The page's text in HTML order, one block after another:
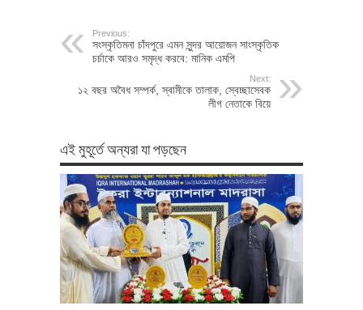
Previous:
সংস্কৃতিমনা চাঁদপুরে এমন সুন্দর আয়োজন সাংস্কৃতিক
চর্চাকে আরও সমৃদ্ধ করবে: মানিক এমপি
Next:
১২ বছর অবৈধ সম্পর্ক, স্বামীকে তালাক, স্বেচ্ছাসেবক
লীগ নেতাকে বিয়ে
এই মুহূর্তে অন্যরা যা পড়ছেন